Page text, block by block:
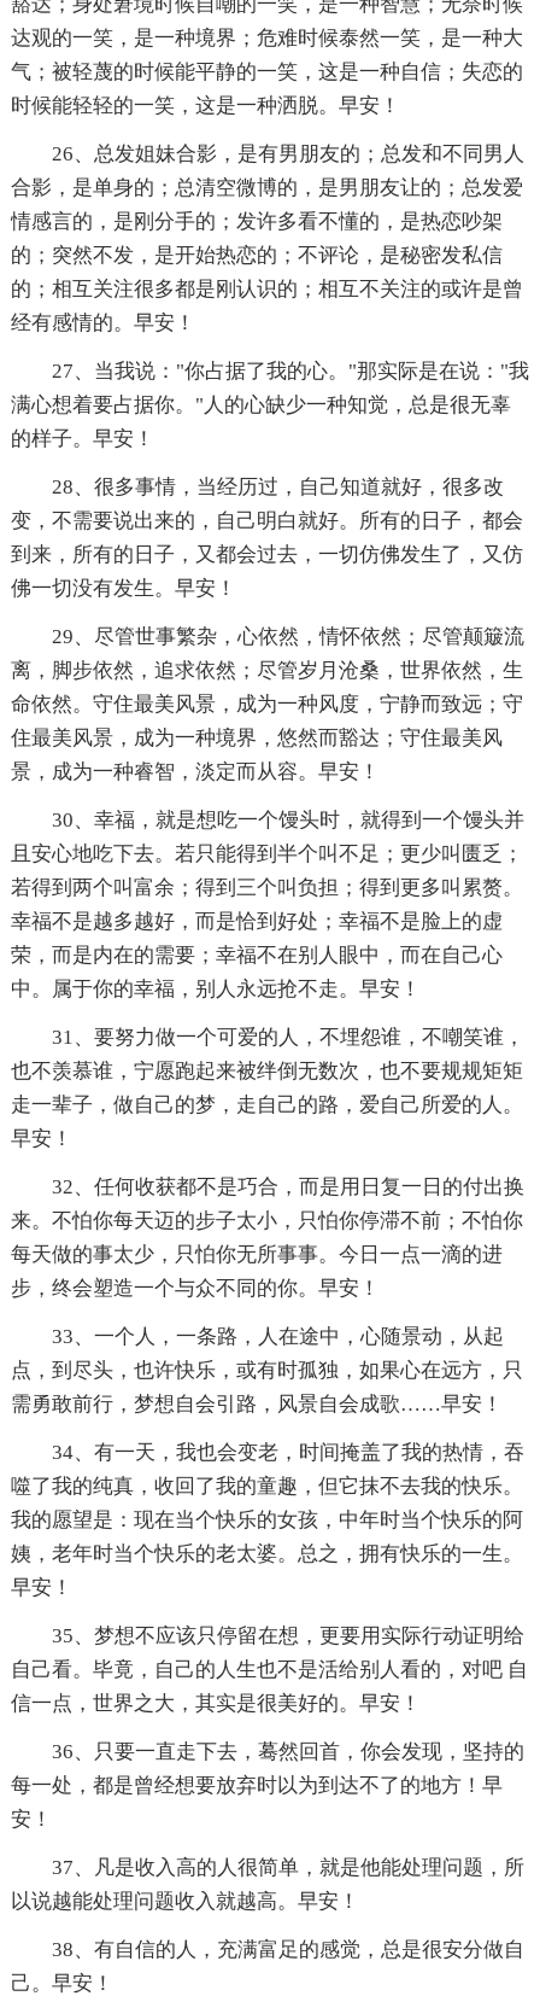
达观的一笑，是一种境界；危难时候泰然一笑，是一种大
气；被轻蔑的时候能平静的一笑，这是一种自信；失恋的
时候能轻轻的一笑，这是一种洒脱。早安！
26、总发姐妹合影，是有男朋友的；总发和不同男人
合影，是单身的；总清空微博的，是男朋友让的；总发爱
情感言的，是刚分手的；发许多看不懂的，是热恋吵架
的；突然不发，是开始热恋的；不评论，是秘密发私信
的；相互关注很多都是刚认识的；相互不关注的或许是曾
经有感情的。早安！
27、当我说："你占据了我的心。"那实际是在说："我
满心想着要占据你。"人的心缺少一种知觉，总是很无辜
的样子。早安！
28、很多事情，当经历过，自己知道就好，很多改
变，不需要说出来的，自己明白就好。所有的日子，都会
到来，所有的日子，又都会过去，一切仿佛发生了，又仿
佛一切没有发生。早安！
29、尽管世事繁杂，心依然，情怀依然；尽管颠簸流
离，脚步依然，追求依然；尽管岁月沧桑，世界依然，生
命依然。守住最美风景，成为一种风度，宁静而致远；守
住最美风景，成为一种境界，悠然而豁达；守住最美风
景，成为一种睿智，淡定而从容。早安！
30、幸福，就是想吃一个馒头时，就得到一个馒头并
且安心地吃下去。若只能得到半个叫不足；更少叫匮乏；
若得到两个叫富余；得到三个叫负担；得到更多叫累赘。
幸福不是越多越好，而是恰到好处；幸福不是脸上的虚
荣，而是内在的需要；幸福不在别人眼中，而在自己心
中。属于你的幸福，别人永远抢不走。早安！
31、要努力做一个可爱的人，不埋怨谁，不嘲笑谁，
也不羡慕谁，宁愿跑起来被绊倒无数次，也不要规规矩矩
走一辈子，做自己的梦，走自己的路，爱自己所爱的人。
早安！
32、任何收获都不是巧合，而是用日复一日的付出换
来。不怕你每天迈的步子太小，只怕你停滞不前；不怕你
每天做的事太少，只怕你无所事事。今日一点一滴的进
步，终会塑造一个与众不同的你。早安！
33、一个人，一条路，人在途中，心随景动，从起
点，到尽头，也许快乐，或有时孤独，如果心在远方，只
需勇敢前行，梦想自会引路，风景自会成歌……早安！
34、有一天，我也会变老，时间掩盖了我的热情，吞
噬了我的纯真，收回了我的童趣，但它抹不去我的快乐。
我的愿望是：现在当个快乐的女孩，中年时当个快乐的阿
姨，老年时当个快乐的老太婆。总之，拥有快乐的一生。
早安！
35、梦想不应该只停留在想，更要用实际行动证明给
自己看。毕竟，自己的人生也不是活给别人看的，对吧 自
信一点，世界之大，其实是很美好的。早安！
36、只要一直走下去，蓦然回首，你会发现，坚持的
每一处，都是曾经想要放弃时以为到达不了的地方！早
安！
37、凡是收入高的人很简单，就是他能处理问题，所
以说越能处理问题收入就越高。早安！
38、有自信的人，充满富足的感觉，总是很安分做自
己。早安！